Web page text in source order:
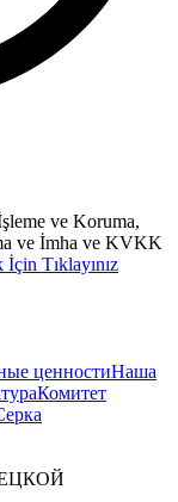
ve Koruma,
ve İmha ve KVKK
Tıklayınız
ценностиНаша
Комитет